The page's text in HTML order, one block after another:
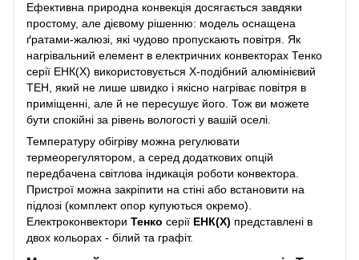
Ефективна природна конвекція досягається завдяки
простому, але дієвому рішенню: модель оснащена
ґратами-жалюзі, які чудово пропускають повітря. Як
нагрівальний елемент в електричних конвекторах Тенко
серії ЕНК(Х) використовується X-подібний алюмінієвий
ТЕН, який не лише швидко і якісно нагріває повітря в
приміщенні, але й не пересушує його. Тож ви можете
бути спокійні за рівень вологості у вашій оселі.
Температуру обігріву можна регулювати
термеорегулятором, а серед додаткових опцій
передбачена світлова індикація роботи конвектора.
Пристрої можна закріпити на стіні або встановити на
підлозі (комплект опор купуються окремо).
Електроконвектори Тенко серії ЕНК(Х) представлені в
двох кольорах - білий та графіт.